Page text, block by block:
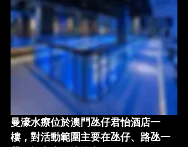
曼濠水療位於澳門氹仔君怡酒店一
樓，對活動範圍主要在氹仔、路氹一